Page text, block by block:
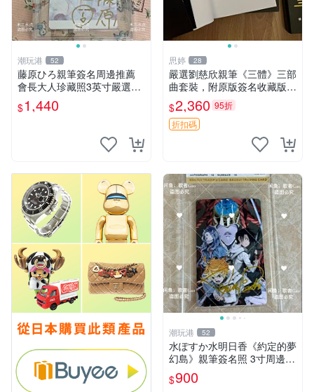
潮玩港 52
藤原ひろ親筆簽名周邊推薦
會長大人珍藏照3英寸嚴選女
仆紀念品 面簽收藏 會長大人
簽名照 女仆照 面簽收藏
$1,440
思婷 28
嚴選劉慈欣親筆《三體》三部
曲套裝，附原版簽名收藏版
三體 規格完整 網拍無疑真品
收藏推薦 《三體》全系列親
筆簽名版 電影原著珍藏必備
$2,360 95折
折扣碼
潮玩港 52
水ぽすか水明日香《約定的夢
幻島》親筆簽名照 3寸周邊照
片 簽名真跡 約束のネバーラ
ンド 周邊 照片收藏 水明日香
$900